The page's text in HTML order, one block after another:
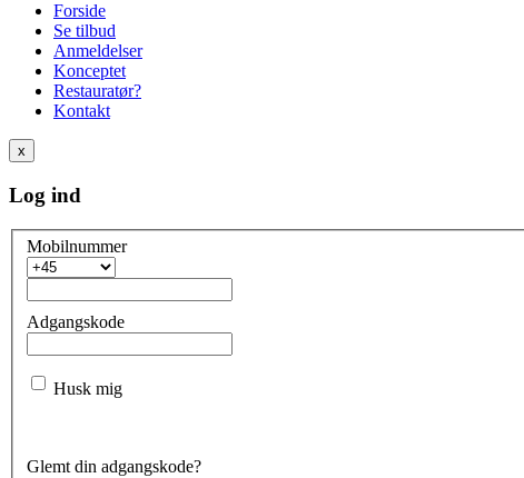
Forside
Se tilbud
Anmeldelser
Konceptet
Restauratør?
Kontakt
x
Log ind
Mobilnummer
Adgangskode
Husk mig
Glemt din adgangskode?